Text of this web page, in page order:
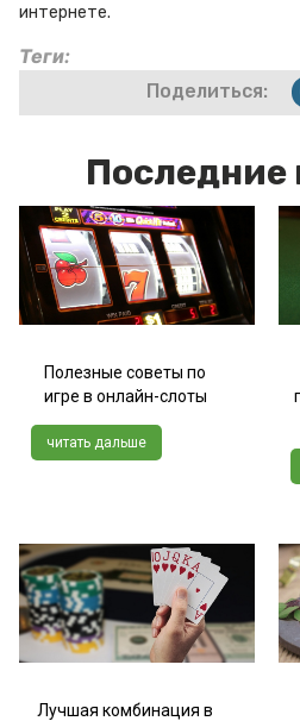
интернете.
Теги:
Поделиться:
Последние
Полезные советы по
игре в онлайн-слоты
читать дальше
Лучшая комбинация в